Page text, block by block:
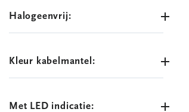
Halogeenvrij:
Kleur kabelmantel:
Met LED indicatie: